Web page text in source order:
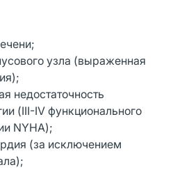
узла (выраженная
недостаточность
(III-IV функционального
NYHA);
(за исключением